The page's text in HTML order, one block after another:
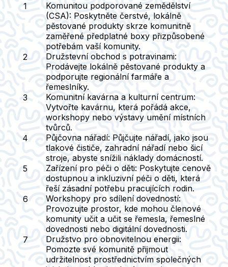
Komunitou podporované zemědělství
(CSA): Poskytněte čerstvé, lokálně
pěstované produkty skrze komunitně
zaměřené předplatné boxy přizpůsobené
potřebám vaší komunity.
Družstevní obchod s potravinami:
Prodávejte lokálně pěstované produkty a
podporujte regionální farmáře a
řemeslníky.
Komunitní kavárna a kulturní centrum:
Vytvořte kavárnu, která pořádá akce,
workshopy nebo výstavy umění místních
tvůrců.
Půjčovna nářadí: Půjčujte nářadí, jako jsou
tlakové čističe, zahradní nářadí nebo šicí
stroje, abyste snížili náklady domácností.
Zařízení pro péči o děti: Poskytujte cenově
dostupnou a inkluzivní péči o děti, která
řeší zásadní potřebu pracujících rodin.
Workshopy pro sdílení dovedností:
Provozujte prostor, kde mohou členové
komunity učit a učit se řemesla, řemeslné
dovednosti nebo digitální dovednosti.
Družstvo pro obnovitelnou energii:
Pomozte své komunitě přijmout
udržitelnost prostřednictvím společných